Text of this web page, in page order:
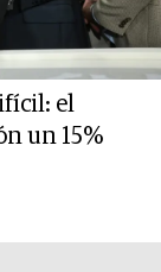
el
un 15%